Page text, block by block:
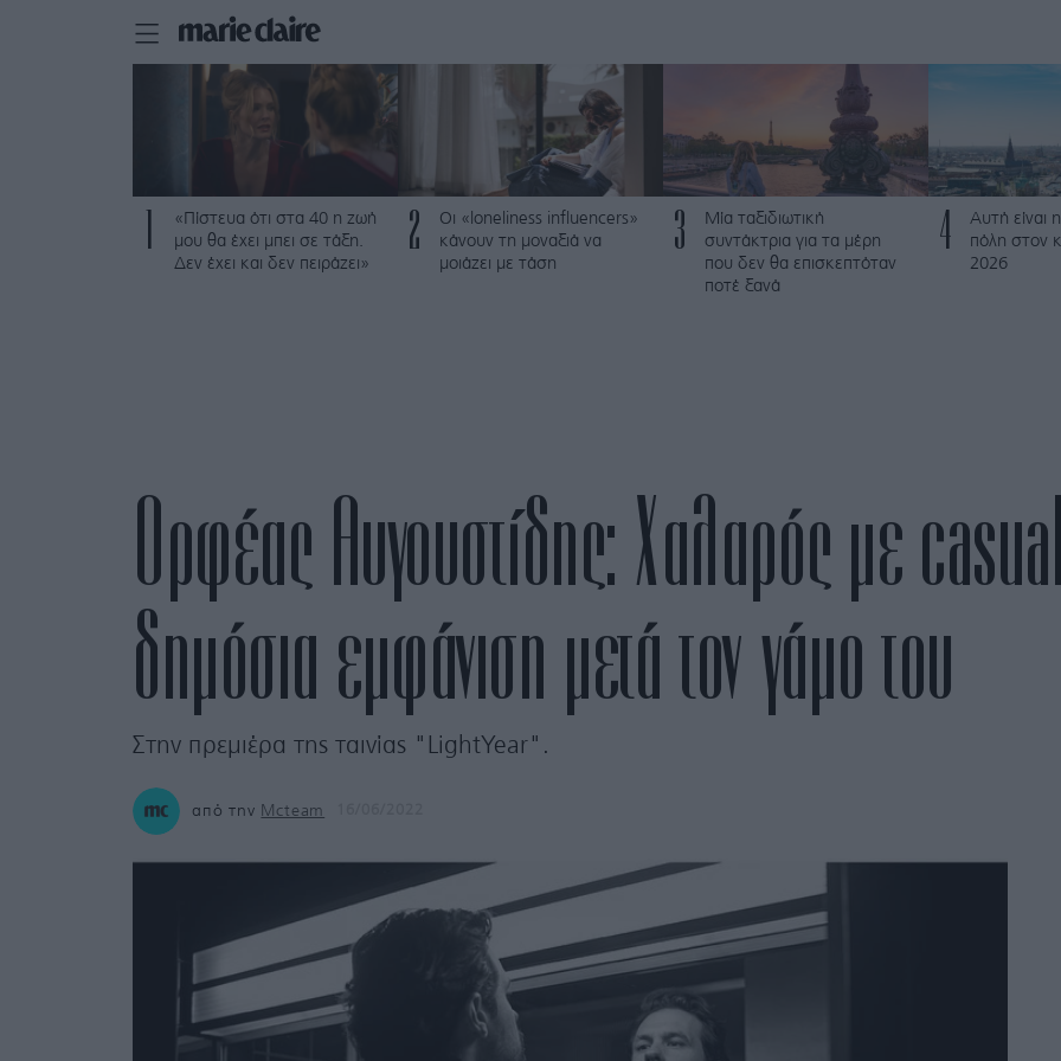
«Πίστευα ότι στα 40 η ζωή
μου θα έχει μπει σε τάξη.
Δεν έχει και δεν πειράζει»
2
Οι «loneliness influencers»
κάνουν τη μοναξιά να
μοιάζει με τάση
3
Μία ταξιδιωτική
συντάκτρια για τα μέρη
που δεν θα επισκεπτόταν
ποτέ ξανά
4
Αυτή είναι
πόλη στον
2026
Ορφέας Αυγουστίδης: Χαλαρός με
δημόσια εμφάνιση μετά τον γάμο του
Στην πρεμιέρα της ταινίας "LightYear".
από την Mcteam